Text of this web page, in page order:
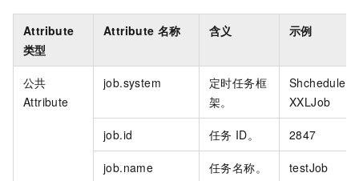
Attribute
类型
Attribute 名称 含义 示例
公共
Attribute
job.system
定时任务框
架。
XXLJob
job.id 任务 ID。 2847
job.name 任务名称。 testJob